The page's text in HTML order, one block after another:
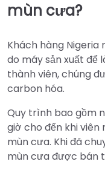
mùn cưa?
Khách hàng Nigeria
do máy sản xuất để
thành viên, chúng
carbon hóa.
Quy trình bao gồm
giờ cho đến khi
mùn cưa. Khi đã
mùn cưa được bán